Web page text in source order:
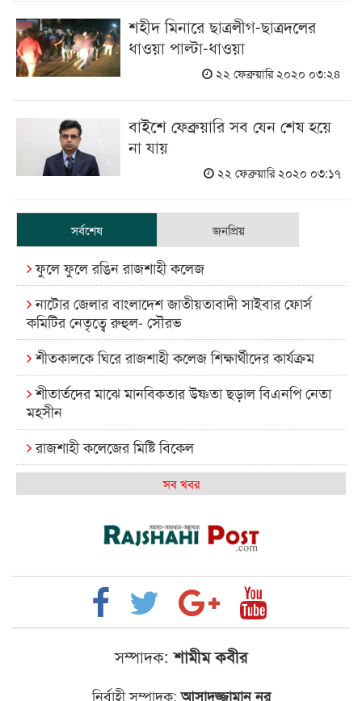
শহীদ মিনারে ছাত্রলীগ-ছাত্রদলের
ধাওয়া পাল্টা-ধাওয়া
২২ ফেব্রুয়ারি ২০২০ ০৩:২৪
বাইশে ফেব্রুয়ারি সব যেন শেষ হয়ে
না যায়
২২ ফেব্রুয়ারি ২০২০ ০৩:১৭
সর্বশেষ জনপ্রিয়
ফুলে ফুলে রঙিন রাজশাহী কলেজ
নাটোর জেলার বাংলাদেশ জাতীয়তাবাদী সাইবার ফোর্স
কমিটির নেতৃত্বে রুহুল- সৌরভ
শীতকালকে ঘিরে রাজশাহী কলেজ শিক্ষার্থীদের কার্যক্রম
শীতার্তদের মাঝে মানবিকতার উষ্ণতা ছড়াল বিএনপি নেতা
মহসীন
রাজশাহী কলেজের মিষ্টি বিকেল
কেমন আছে আমাদের দেশের মধ্যবিত্তরা
রাজশাইন একাডেমির ফল প্রকাশ ও পুরস্কার বিতরণ
রাজশাহী কলেজের শিক্ষার্থী শাখাওয়াত পেলেন স্টার
এক্সিলেন্স অ্যাওয়ার্ড
বিশ্ব নদী বিবস উপলক্ষে নদী সুরক্ষায় নাওযাত্রা
সব খবর
সম্পাদক: শামীম কবীর
নির্বাহী সম্পাদক:আসাদুজ্জামান নূর